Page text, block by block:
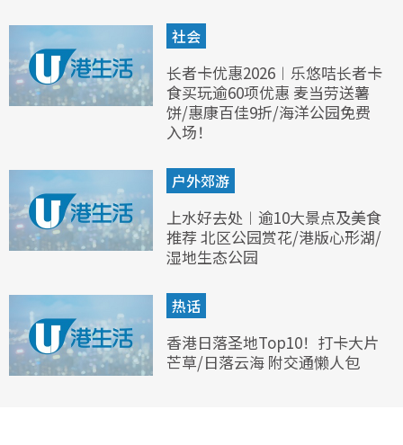
社会
长者卡优惠2026︱乐悠咭长者卡
食买玩逾60项优惠 麦当劳送薯
饼/惠康百佳9折/海洋公园免费
入场！
户外郊游
上水好去处︱逾10大景点及美食
推荐 北区公园赏花/港版心形湖/
湿地生态公园
热话
香港日落圣地Top10！打卡大片
芒草/日落云海 附交通懒人包